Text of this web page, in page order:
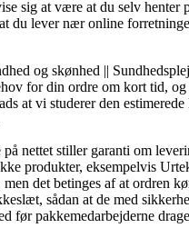
sig at være at du selv henter
du lever nær online
og skønhed ||
for din ordre om kort tid, og
at vi studerer den
nettet stiller garanti om
produkter, eksempelvis
det betinges af at ordren
sådan at de med
før pakkemedarbejderne